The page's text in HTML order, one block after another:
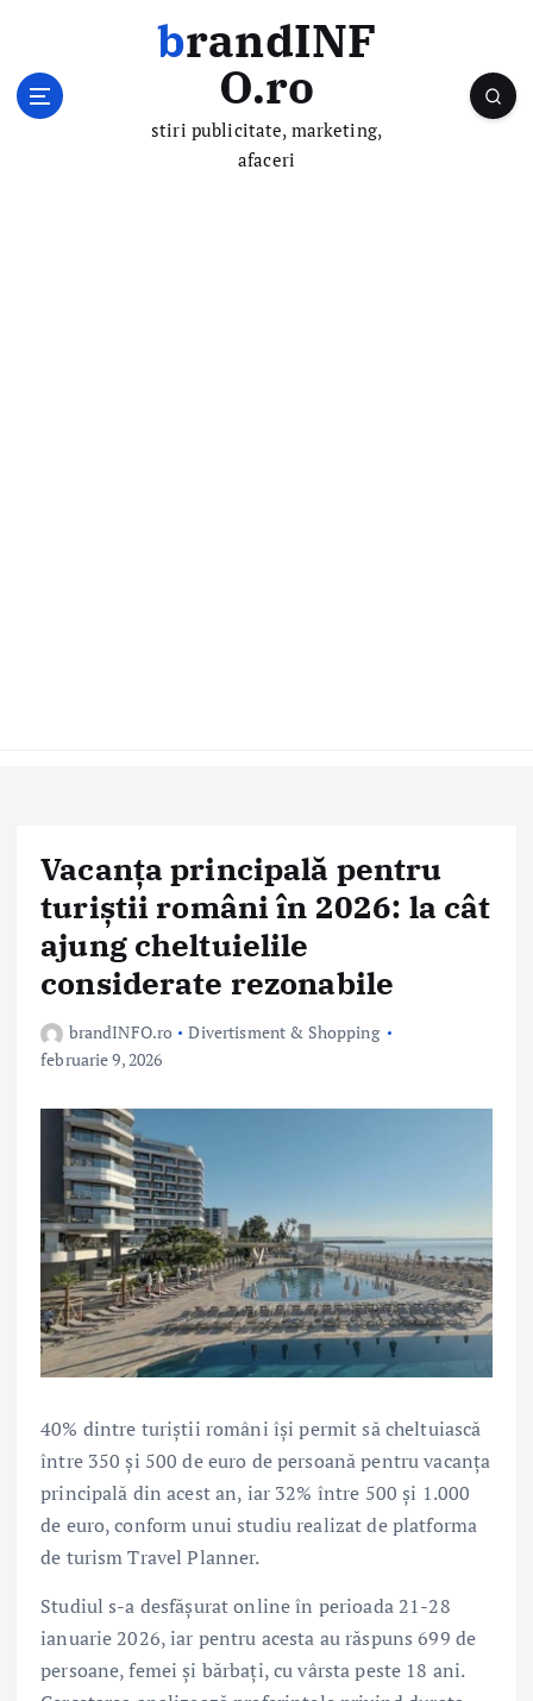
brandINF
O.ro
stiri publicitate, marketing,
afaceri
Vacanța principală pentru
turiștii români în 2026: la cât
ajung cheltuielile
considerate rezonabile
brandINFO.ro
Divertisment & Shopping
februarie 9, 2026
40% dintre turiștii români își permit să cheltuiască
între 350 și 500 de euro de persoană pentru vacanța
principală din acest an, iar 32% între 500 și 1.000
de euro, conform unui studiu realizat de platforma
de turism Travel Planner.
Studiul s-a desfășurat online în perioada 21-28
ianuarie 2026, iar pentru acesta au răspuns 699 de
persoane, femei și bărbați, cu vârsta peste 18 ani.